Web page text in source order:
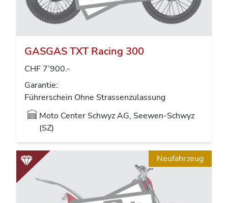
GASGAS TXT Racing 300
CHF 7’900.-
Garantie:
Führerschein Ohne Strassenzulassung
Moto Center Schwyz AG, Seewen-Schwyz
(SZ)
Neufahrzeug